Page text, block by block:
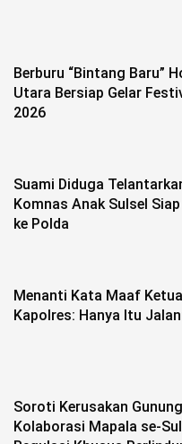
Berburu “Bintang Baru”
Utara Bersiap Gelar
2026
Suami Diduga
Komnas Anak Sulsel
ke Polda
Menanti Kata Maaf Ketua
Kapolres: Hanya Itu
Soroti Kerusakan
Kolaborasi Mapala se-